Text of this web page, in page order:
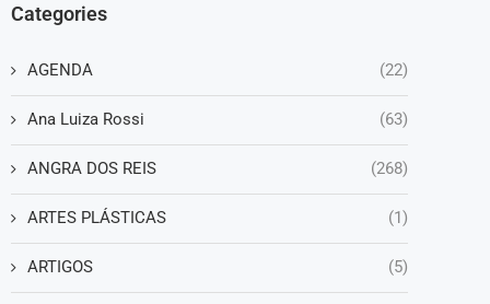
Categories
AGENDA (22)
Ana Luiza Rossi (63)
ANGRA DOS REIS (268)
ARTES PLÁSTICAS (1)
ARTIGOS (5)